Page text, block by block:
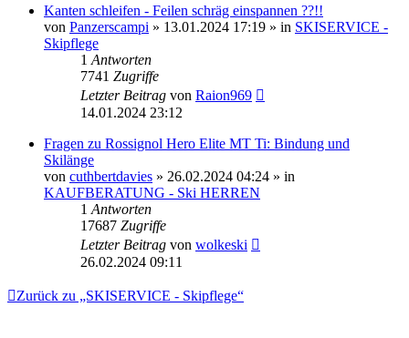
Kanten schleifen - Feilen schräg einspannen ??!!
von Panzerscampi » 13.01.2024 17:19 » in SKISERVICE -
Skipflege
1 Antworten
7741 Zugriffe
Letzter Beitrag von Raion969
14.01.2024 23:12
Fragen zu Rossignol Hero Elite MT Ti: Bindung und
Skilänge
von cuthbertdavies » 26.02.2024 04:24 » in
KAUFBERATUNG - Ski HERREN
1 Antworten
17687 Zugriffe
Letzter Beitrag von wolkeski
26.02.2024 09:11
Zurück zu „SKISERVICE - Skipflege“